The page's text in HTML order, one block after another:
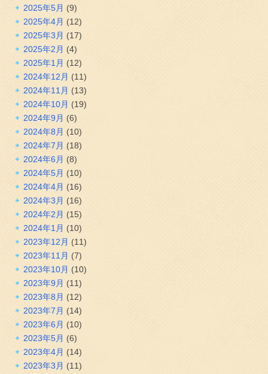
2025年5月 (9)
2025年4月 (12)
2025年3月 (17)
2025年2月 (4)
2025年1月 (12)
2024年12月 (11)
2024年11月 (13)
2024年10月 (19)
2024年9月 (6)
2024年8月 (10)
2024年7月 (18)
2024年6月 (8)
2024年5月 (10)
2024年4月 (16)
2024年3月 (16)
2024年2月 (15)
2024年1月 (10)
2023年12月 (11)
2023年11月 (7)
2023年10月 (10)
2023年9月 (11)
2023年8月 (12)
2023年7月 (14)
2023年6月 (10)
2023年5月 (6)
2023年4月 (14)
2023年3月 (11)